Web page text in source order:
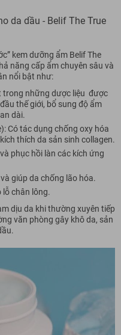
da dầu - Belif The True
kem dưỡng ẩm Belif The
năng cấp ẩm chuyên sâu và
nổi bật như:
trong những dược liệu được
thế giới, bổ sung độ ẩm
dài.
Có tác dụng chống oxy hóa
thích da sản sinh collagen.
phục hồi làn các kích ứng
giúp da chống lão hóa.
lỗ chân lông.
dịu da khi thường xuyên tiếp
văn phòng gây khô da, sản